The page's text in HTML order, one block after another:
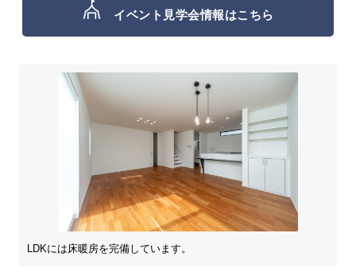
イベント見学会情報はこちら
LDKには床暖房を完備しています。